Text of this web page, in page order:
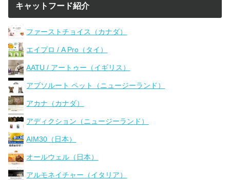
キャットフード紹介
ファーストチョイス（カナダ）
エイプロ / A Pro（タイ）
AATU / アートゥー（イギリス）
アブソルート ペット（ニュージーランド）
アカナ（カナダ）
アディクション（ニュージーランド）
AIM30（日本）
オールウェル（日本）
アルモネイチャー（イタリア）